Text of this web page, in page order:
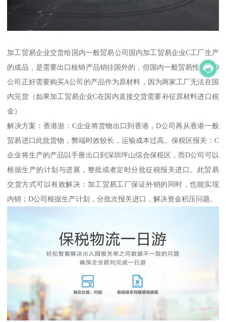
加工贸易企业交货给国内一般贸易公司 国内加工贸易企业C工厂生产
的成品，是需要出口核销产品销往国外的，但国内一般贸易性质的D
公司正好需要购买A公司的产品作为原材料，因为两家工厂无法在国
内完货（如果加工贸易企业C在国内直接交货需要补征原材料进口税
金）
解决方案：香港游：C企业将货物出口到香港，D公司再从香港一般
贸易进口此批货物，弊端时效较长，运输成本过高。保税区报关：C
企业将生产的产品以手册出口到深圳坪山综合保税区，而D公司可以
根据生产的计划与进展，整批或者定时分批征税报关进口。此贸易
交货方式可以有效解决：加工贸易工厂保证外销的同时，也能实现
内销；D公司根据生产计划，分批次报关进口，解决资金积压问题。